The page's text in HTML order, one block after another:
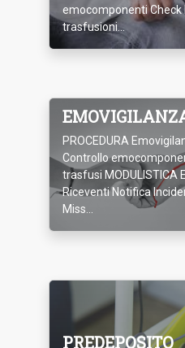
emocomponenti
trasfusioni...
PROCEDURA
Controllo
trasfusi MODULISTICA
Riceventi Notifica
Miss...
PREDEPOSITO